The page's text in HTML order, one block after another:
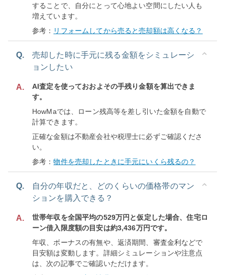
することで、自分にとって心地よい空間にしたい人も
増えています。
参考： リフォームしてから売ると売却額は高くなる？
Q.
売却した時に手元に残る金額をシミュレーシ
ョンしたい
A.
AI査定を使っておおよその手残り金額を算出できま
す。
HowMaでは、ローン残高等を差し引いた金額を自動で
計算できます。
正確な金額は不動産会社や税理士に必ずご確認くださ
い。
参考：物件を売却したときに手元にいくら残るの？
Q.
自分の年収だと、どのくらいの価格帯のマン
ションを購入できる？
A.
世帯年収を全国平均の529万円と仮定した場合、住宅ロ
ーン借入限度額の目安は約3,436万円です。
年収、ボーナスの有無や、返済期間、審査金利などで
目安額は変動します。詳細シミュレーションや注意点
は、次の記事でご確認いただけます。